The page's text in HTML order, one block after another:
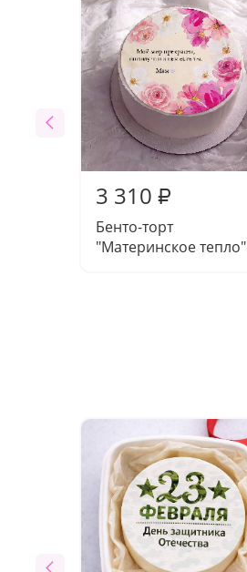
3 310 ₽
Бенто-торт
"Материнское тепло"